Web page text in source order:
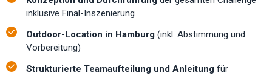
inklusive Final-Inszenierung
Outdoor-Location in Hamburg (inkl. Abstimmung und
Vorbereitung)
Strukturierte Teamaufteilung und Anleitung für